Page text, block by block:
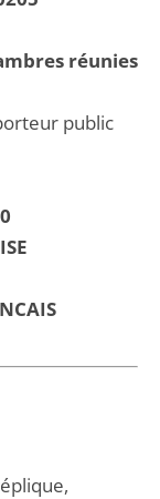
réunies
public